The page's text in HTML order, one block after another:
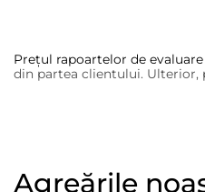
Preţul rapoartelor de evaluare
din partea clientului. Ulterior,
Agreările